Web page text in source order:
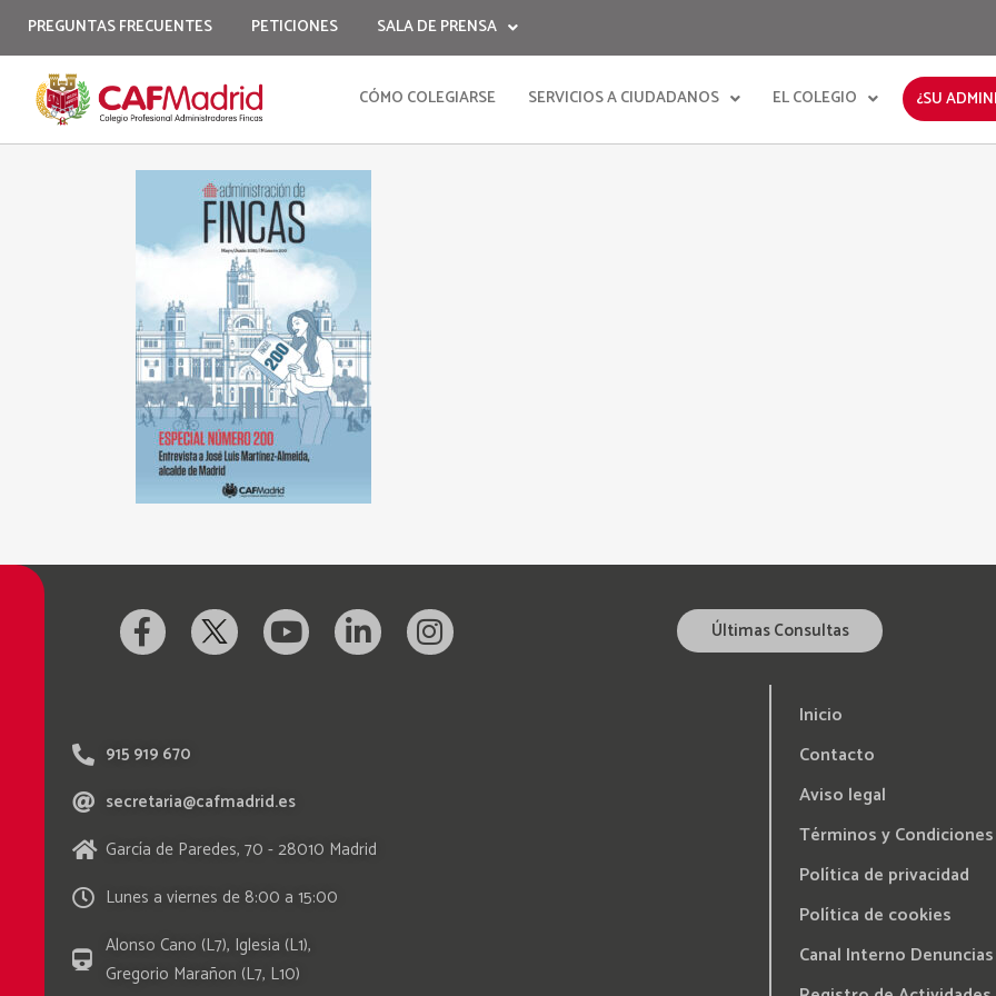
PREGUNTAS FRECUENTES PETICIONES SALA DE PRENSA
CÓMO COLEGIARSE SERVICIOS A CIUDADANOS EL COLEGIO ¿SU
Últimas Consultas
915 919 670
secretaria@cafmadrid.es
García de Paredes, 70 - 28010 Madrid
Lunes a viernes de 8:00 a 15:00
Alonso Cano (L7), Iglesia (L1),
Gregorio Marañon (L7, L10)
Inicio
Contacto
Aviso legal
Términos y Condiciones
Política de privacidad
Política de cookies
Canal Interno Denuncias